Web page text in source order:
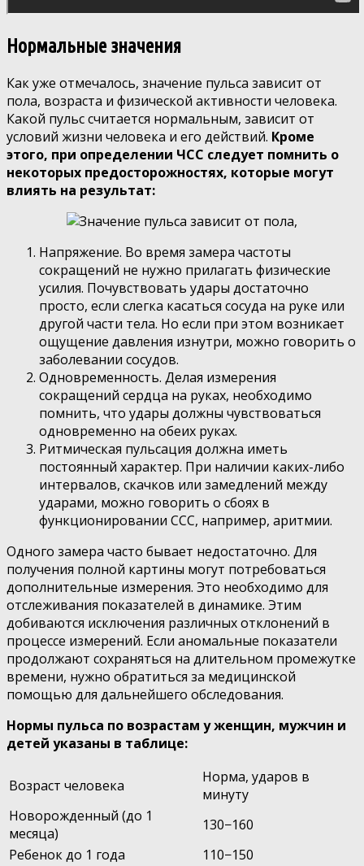
Нормальные значения
Как уже отмечалось, значение пульса зависит от
пола, возраста и физической активности человека.
Какой пульс считается нормальным, зависит от
условий жизни человека и его действий. Кроме
этого, при определении ЧСС следует помнить о
некоторых предосторожностях, которые могут
влиять на результат:
Напряжение. Во время замера частоты
сокращений не нужно прилагать физические
усилия. Почувствовать удары достаточно
просто, если слегка касаться сосуда на руке или
другой части тела. Но если при этом возникает
ощущение давления изнутри, можно говорить о
заболевании сосудов.
Одновременность. Делая измерения
сокращений сердца на руках, необходимо
помнить, что удары должны чувствоваться
одновременно на обеих руках.
Ритмическая пульсация должна иметь
постоянный характер. При наличии каких-либо
интервалов, скачков или замедлений между
ударами, можно говорить о сбоях в
функционировании ССС, например, аритмии.
Одного замера часто бывает недостаточно. Для
получения полной картины могут потребоваться
дополнительные измерения. Это необходимо для
отслеживания показателей в динамике. Этим
добиваются исключения различных отклонений в
процессе измерений. Если аномальные показатели
продолжают сохраняться на длительном промежутке
времени, нужно обратиться за медицинской
помощью для дальнейшего обследования.
Нормы пульса по возрастам у женщин, мужчин и
детей указаны в таблице:
Возраст человека
Норма, ударов в
минуту
Новорожденный (до 1
месяца)
130−160
Ребенок до 1 года
110−150